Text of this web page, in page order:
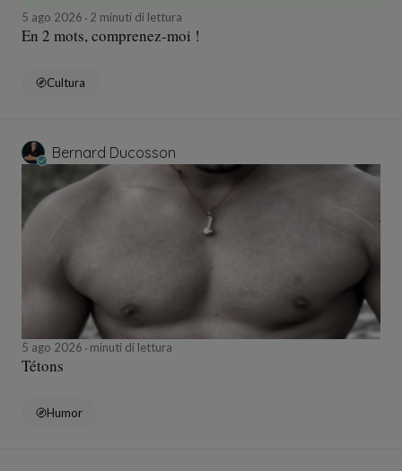
5 ago 2026 2 minuti di lettura
En 2 mots, comprenez-moi !
Cultura
Bernard Ducosson
5 ago 2026 minuti di lettura
Tétons
Humor